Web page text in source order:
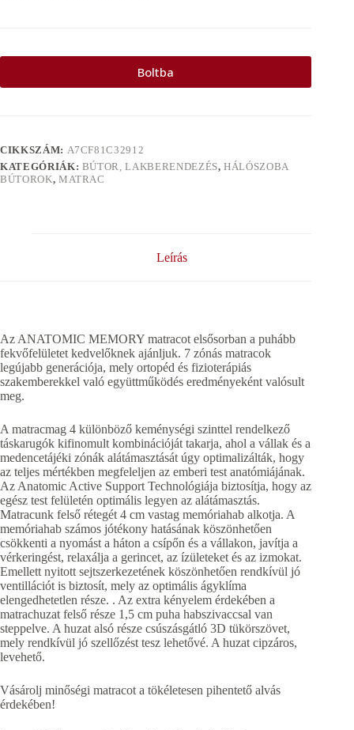
Boltba
CIKKSZÁM: A7CF81C32912
KATEGÓRIÁK: BÚTOR, LAKBERENDEZÉS,HÁLÓSZOBA
BÚTOROK, MATRAC
Leírás
Az ANATOMIC MEMORY matracot elsősorban a puhább
fekvőfelületet kedvelőknek ajánljuk. 7 zónás matracok
legújabb generációja, mely ortopéd és fizioterápiás
szakemberekkel való együttműködés eredményeként valósult
meg.
A matracmag 4 különböző keménységi szinttel rendelkező
táskarugók kifinomult kombinációját takarja, ahol a vállak és a
medencetájéki zónák alátámasztását úgy optimalizálták, hogy
az teljes mértékben megfeleljen az emberi test anatómiájának.
Az Anatomic Active Support Technológiája biztosítja, hogy az
egész test felületén optimális legyen az alátámasztás.
Matracunk felső rétegét 4 cm vastag memóriahab alkotja. A
memóriahab számos jótékony hatásának köszönhetően
csökkenti a nyomást a háton a csípőn és a vállakon, javítja a
vérkeringést, relaxálja a gerincet, az ízületeket és az izmokat.
Emellett nyitott sejtszerkezetének köszönhetően rendkívül jó
ventillációt is biztosít, mely az optimális ágyklíma
elengedhetetlen része. . Az extra kényelem érdekében a
matrachuzat felső része 1,5 cm puha habszivaccsal van
steppelve. A huzat alsó része csúszásgátló 3D tükörszövet,
mely rendkívül jó szellőzést tesz lehetővé. A huzat cipzáros,
levehető.
Vásárolj minőségi matracot a tökéletesen pihentető alvás
érdekében!